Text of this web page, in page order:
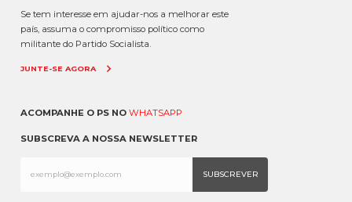
Se tem interesse em ajudar-nos a melhorar este
país, assuma o compromisso político como
militante do Partido Socialista.
JUNTE-SE AGORA
ACOMPANHE O PS NO WHATSAPP
SUBSCREVA A NOSSA NEWSLETTER